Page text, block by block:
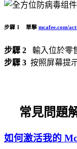
步驟 1 單擊 mcafee.com/
步驟 2
輸入位於零
步驟 3 按照屏幕提
常見問題
如何激活我的